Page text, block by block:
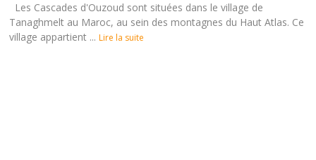
Les Cascades d'Ouzoud sont situées dans le village de
Tanaghmelt au Maroc, au sein des montagnes du Haut Atlas. Ce
village appartient ... Lire la suite